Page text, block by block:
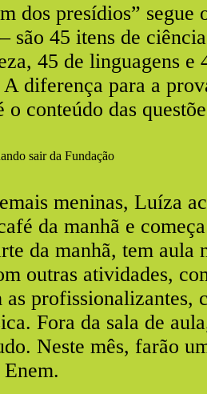
dos presídios” segue
são 45 itens de
45 de linguagens e
diferença para a
conteúdo das
sair da Fundação
meninas, Luíza
da manhã e
da manhã, tem aula
outras atividades,
as profissionalizantes,
Fora da sala de
Neste mês, farão